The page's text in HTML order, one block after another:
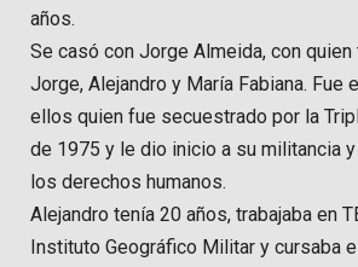
años.
Se casó con Jorge Almeida, con
Jorge, Alejandro y María Fabiana. Fue
ellos quien fue secuestrado por la
de 1975 y le dio inicio a su militancia
los derechos humanos.
Alejandro tenía 20 años, trabajaba en
Instituto Geográfico Militar y cursaba